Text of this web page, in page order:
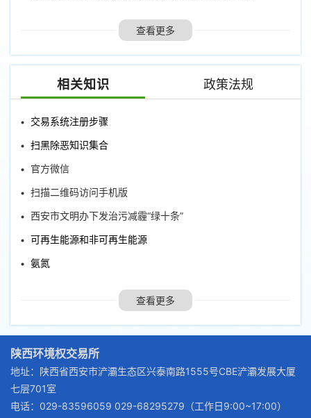
查看更多
相关知识 政策法规
交易系统注册步骤
扫黑除恶知识集合
官方微信
扫描二维码访问手机版
西安市文明办下发治污减霾“绿十条”
可再生能源和非可再生能源
氨氮
查看更多
陕西环境权交易所
地址：陕西省西安市浐灞生态区兴泰南路1555号CBE浐灞发展大厦
七层701室
电话：029-83596059 029-68295279（工作日9:00~17:00）